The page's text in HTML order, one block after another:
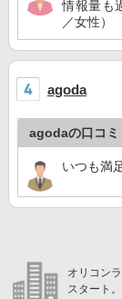
情報量も
／女性）
agoda
agodaの口コミ
いつも満
オリコン
スタート